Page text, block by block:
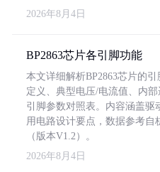
2026年8月4日
BP2863芯片各引脚功能
本文详细解析BP2863芯片的
定义、典型电压/电流值、内
引脚参数对照表。内容涵盖驱
用电路设计要点，数据参考自
（版本V1.2）。
2026年8月4日